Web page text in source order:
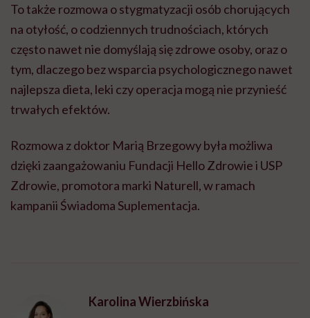
To także rozmowa o stygmatyzacji osób chorujących
na otyłość, o codziennych trudnościach, których
często nawet nie domyślają się zdrowe osoby, oraz o
tym, dlaczego bez wsparcia psychologicznego nawet
najlepsza dieta, leki czy operacja mogą nie przynieść
trwałych efektów.
Rozmowa z doktor Marią Brzegowy była możliwa
dzięki zaangażowaniu Fundacji Hello Zdrowie i USP
Zdrowie, promotora marki Naturell, w ramach
kampanii Świadoma Suplementacja.
Karolina Wierzbińska